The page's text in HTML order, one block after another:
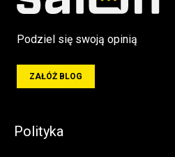
Podziel się swoją opinią
ZAŁÓŻ BLOG
Polityka